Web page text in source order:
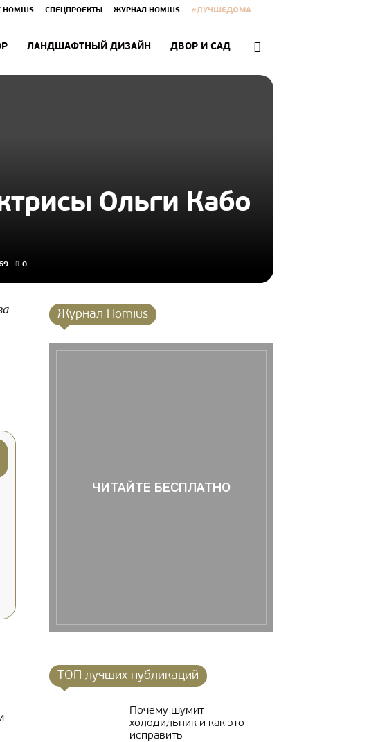
HOMIUS СПЕЦПРОЕКТЫ ЖУРНАЛ HOMIUS #ЛУЧШЕДОМА
ЛАНДШАФТНЫЙ ДИЗАЙН ДВОР И САД
Ольги Кабо
0
Журнал Homius
ЧИТАЙТЕ БЕСПЛАТНО
ТОП лучших публикаций
Почему шумит
холодильник и как это
исправить